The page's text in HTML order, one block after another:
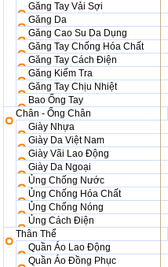
Găng Tay Vải Sợi
Găng Da
Găng Cao Su Da Dụng
Găng Tay Chống Hóa Chất
Găng Tay Cách Điện
Găng Kiểm Tra
Găng Tay Chịu Nhiệt
Bao Ống Tay
Chân - Ống Chân
Giày Nhựa
Giày Da Việt Nam
Giày Vãi Lao Động
Giày Da Ngoại
Ủng Chống Nước
Ủng Chống Hóa Chất
Ủng Chống Nóng
Ủng Cách Điện
Thân Thể
Quần Áo Lao Động
Quần Áo Đồng Phục